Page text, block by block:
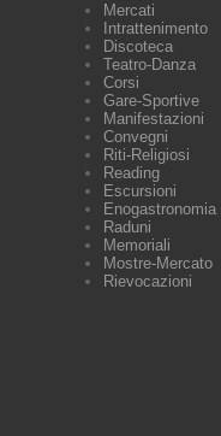
Mercati
Intrattenimento
Discoteca
Teatro-Danza
Corsi
Gare-Sportive
Manifestazioni
Convegni
Riti-Religiosi
Reading
Escursioni
Enogastronomia
Raduni
Memoriali
Mostre-Mercato
Rievocazioni